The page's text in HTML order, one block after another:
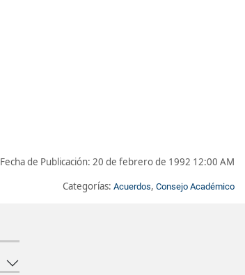
Fecha de Publicación: 20 de febrero de 1992 12:00 AM
Categorías: Acuerdos, Consejo Académico